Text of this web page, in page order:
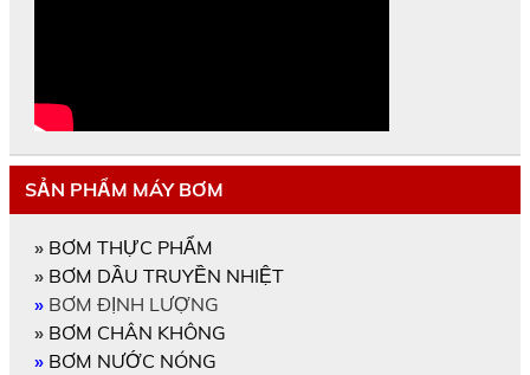
SẢN PHẨM MÁY BƠM
» BƠM THỰC PHẨM
» BƠM DẦU TRUYỀN NHIỆT
»BƠM ĐỊNH LƯỢNG
» BƠM CHÂN KHÔNG
» BƠM NƯỚC NÓNG